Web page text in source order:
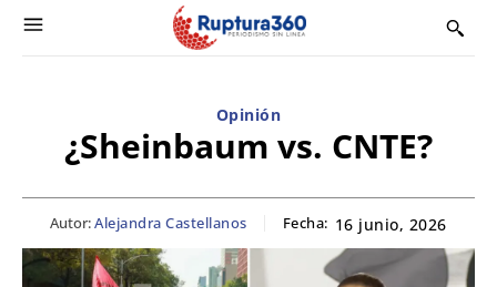
Opinión
¿Sheinbaum vs. CNTE?
Autor:Alejandra Castellanos Fecha: 16 junio, 2026